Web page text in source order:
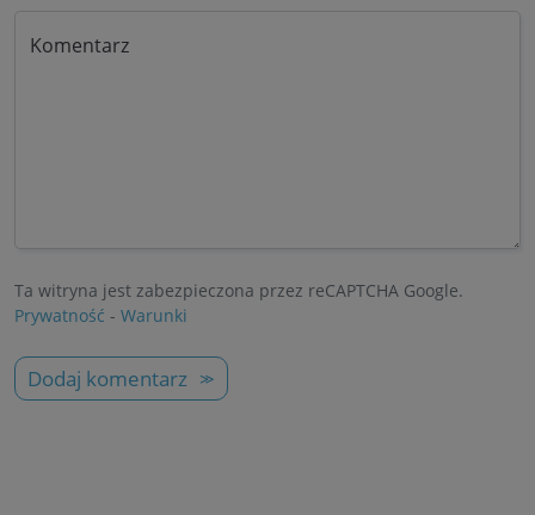
Komentarz
Ta witryna jest zabezpieczona przez reCAPTCHA Google.
Prywatność - Warunki
Dodaj komentarz